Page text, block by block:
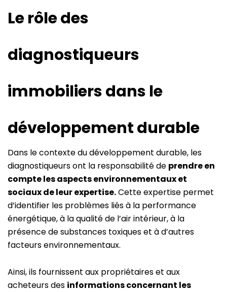
Le rôle des
diagnostiqueurs
immobiliers dans le
développement durable
Dans le contexte du développement durable, les
diagnostiqueurs ont la responsabilité de prendre en
compte les aspects environnementaux et
sociaux de leur expertise.Cette expertise permet
d’identifier les problèmes liés à la performance
énergétique, à la qualité de l’air intérieur, à la
présence de substances toxiques et à d’autres
facteurs environnementaux.
Ainsi, ils fournissent aux propriétaires et aux
acheteurs des informations concernant les